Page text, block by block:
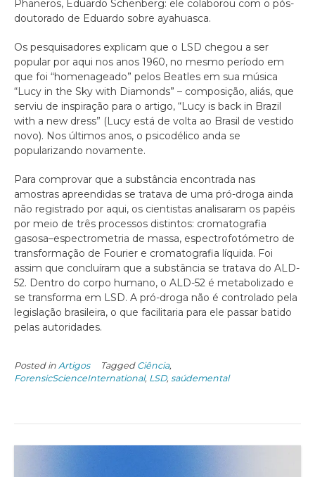
Phaneros, Eduardo Schenberg: ele colaborou com o pós-
doutorado de Eduardo sobre ayahuasca.
Os pesquisadores explicam que o LSD chegou a ser
popular por aqui nos anos 1960, no mesmo período em
que foi “homenageado” pelos Beatles em sua música
“Lucy in the Sky with Diamonds” – composição, aliás, que
serviu de inspiração para o artigo, “Lucy is back in Brazil
with a new dress” (Lucy está de volta ao Brasil de vestido
novo). Nos últimos anos, o psicodélico anda se
popularizando novamente.
Para comprovar que a substância encontrada nas
amostras apreendidas se tratava de uma pró-droga ainda
não registrado por aqui, os cientistas analisaram os papéis
por meio de três processos distintos: cromatografia
gasosa–espectrometria de massa, espectrofotómetro de
transformação de Fourier e cromatografia líquida. Foi
assim que concluíram que a substância se tratava do ALD-
52. Dentro do corpo humano, o ALD-52 é metabolizado e
se transforma em LSD. A pró-droga não é controlado pela
legislação brasileira, o que facilitaria para ele passar batido
pelas autoridades.
Posted in Artigos Tagged Ciência,
ForensicScienceInternational, LSD, saúdemental